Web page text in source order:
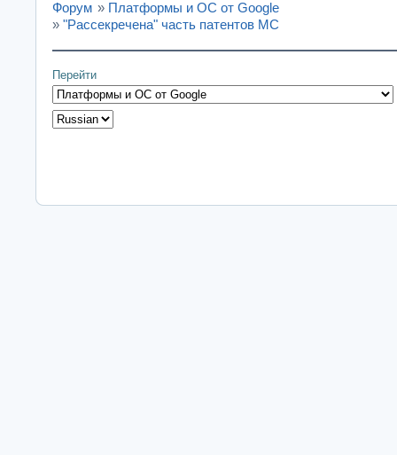
Форум » Платформы и ОС от Google
» "Рассекречена" часть патентов МС
Перейти